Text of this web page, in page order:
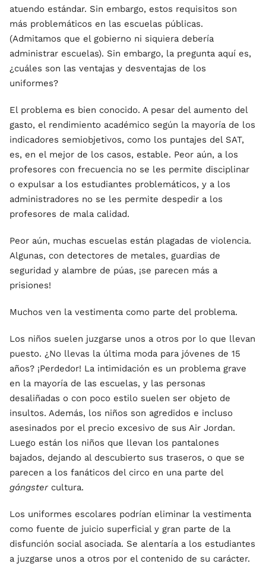
atuendo estándar. Sin embargo, estos requisitos son
más problemáticos en las escuelas públicas.
(Admitamos que el gobierno ni siquiera debería
administrar escuelas). Sin embargo, la pregunta aquí es,
¿cuáles son las ventajas y desventajas de los
uniformes?
El problema es bien conocido. A pesar del aumento del
gasto, el rendimiento académico según la mayoría de los
indicadores semiobjetivos, como los puntajes del SAT,
es, en el mejor de los casos, estable. Peor aún, a los
profesores con frecuencia no se les permite disciplinar
o expulsar a los estudiantes problemáticos, y a los
administradores no se les permite despedir a los
profesores de mala calidad.
Peor aún, muchas escuelas están plagadas de violencia.
Algunas, con detectores de metales, guardias de
seguridad y alambre de púas, ¡se parecen más a
prisiones!
Muchos ven la vestimenta como parte del problema.
Los niños suelen juzgarse unos a otros por lo que llevan
puesto. ¿No llevas la última moda para jóvenes de 15
años? ¡Perdedor! La intimidación es un problema grave
en la mayoría de las escuelas, y las personas
desaliñadas o con poco estilo suelen ser objeto de
insultos. Además, los niños son agredidos e incluso
asesinados por el precio excesivo de sus Air Jordan.
Luego están los niños que llevan los pantalones
bajados, dejando al descubierto sus traseros, o que se
parecen a los fanáticos del circo en una parte del
gángstercultura.
Los uniformes escolares podrían eliminar la vestimenta
como fuente de juicio superficial y gran parte de la
disfunción social asociada. Se alentaría a los estudiantes
a juzgarse unos a otros por el contenido de su carácter.